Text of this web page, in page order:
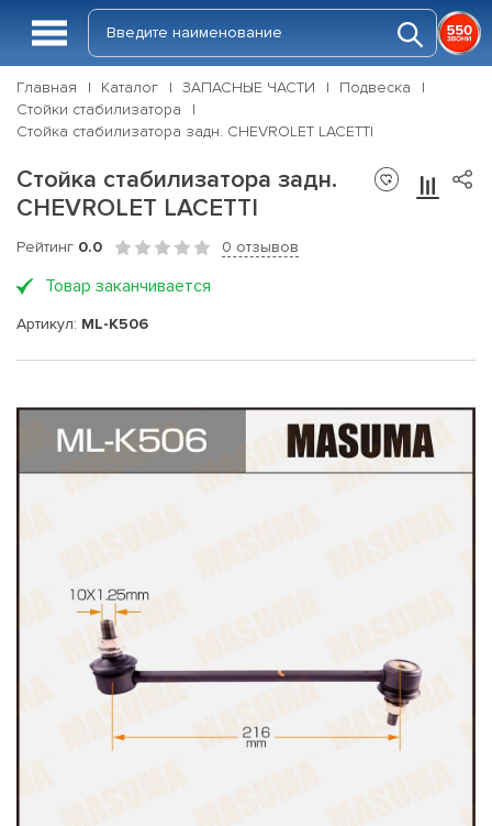
Главная Каталог ЗАПАСНЫЕ ЧАСТИ
Подвеска
Стойки стабилизатора
Стойка стабилизатора задн. CHEVROLET LACETTI
Стойка стабилизатора задн.
CHEVROLET LACETTI
Рейтинг 0.0 0 отзывов
Товар заканчивается
Артикул: ML-K506